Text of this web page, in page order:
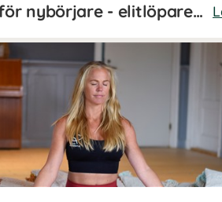
Löpschema för nybörjare - elitlöparen Josefine Johnssons bästa tips